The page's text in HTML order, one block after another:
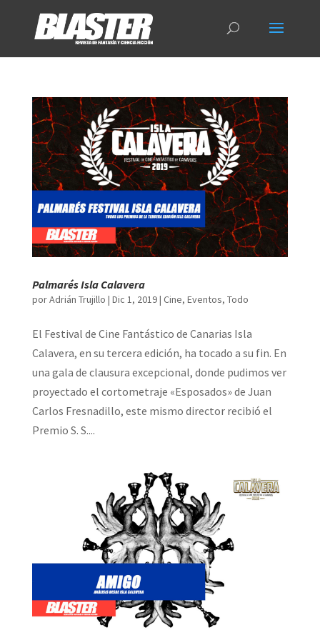
Palmarés Isla Calavera
porAdrián Trujillo | Dic 1, 2019| Cine, Eventos, Todo
El Festival de Cine Fantástico de Canarias Isla
Calavera, en su tercera edición, ha tocado a su fin. En
una gala de clausura excepcional, donde pudimos ver
proyectado el cortometraje «Esposados» de Juan
Carlos Fresnadillo, este mismo director recibió el
Premio S. S....